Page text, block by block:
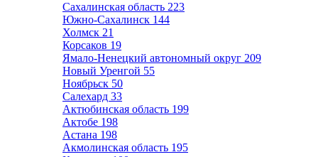
Сахалинская область 223
Южно-Сахалинск 144
Холмск 21
Корсаков 19
Ямало-Ненецкий автономный округ 209
Новый Уренгой 55
Ноябрьск 50
Салехард 33
Актюбинская область 199
Актобе 198
Астана 198
Акмолинская область 195